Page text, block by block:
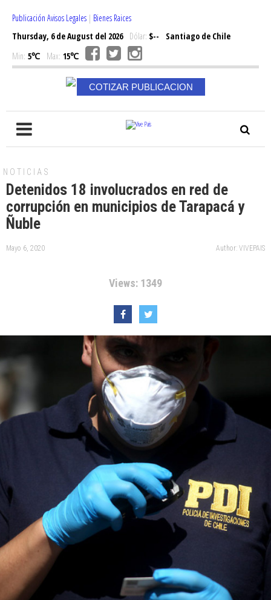
Publicación Avisos Legales | Bienes Raices
Thursday, 6 de August del 2026Dólar: $--
Santiago de Chile
Min: 5℃ Max: 15℃
COTIZAR PUBLICACION
NOTICIAS
Detenidos 18 involucrados en red de
corrupción en municipios de Tarapacá y
Ñuble
Mayo 6, 2020 Author: VIVEPAIS
Views: 1349